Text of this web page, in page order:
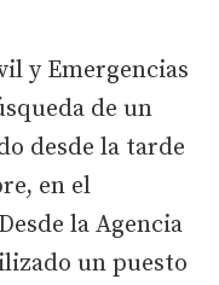
y Emergencias
de un
desde la tarde
en el
la Agencia
un puesto